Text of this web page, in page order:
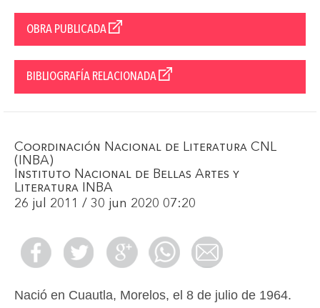
OBRA PUBLICADA
BIBLIOGRAFÍA RELACIONADA
Coordinación Nacional de Literatura CNL
(INBA)
Instituto Nacional de Bellas Artes y
Literatura INBA
26 jul 2011 / 30 jun 2020 07:20
Nació en Cuautla, Morelos, el 8 de julio de 1964.